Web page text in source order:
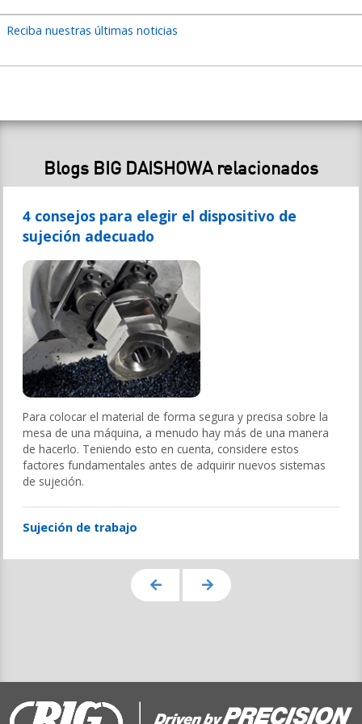
Reciba nuestras últimas noticias
Blogs BIG DAISHOWA relacionados
4 consejos para elegir el dispositivo de
sujeción adecuado
Para colocar el material de forma segura y precisa sobre la
mesa de una máquina, a menudo hay más de una manera
de hacerlo. Teniendo esto en cuenta, considere estos
factores fundamentales antes de adquirir nuevos sistemas
de sujeción.
Sujeción de trabajo